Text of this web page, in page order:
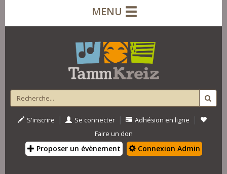
MENU
S'inscrire | Se connecter | Adhésion en ligne |
Faire un don
Proposer un évènement Connexion Admin